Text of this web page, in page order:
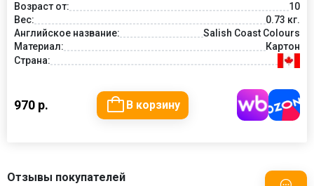
Возраст от:
10
Вес:
0.73 кг.
Английское название:
Salish Coast Colours
Материал:
Картон
Страна:
970 р. В корзину
Отзывы покупателей